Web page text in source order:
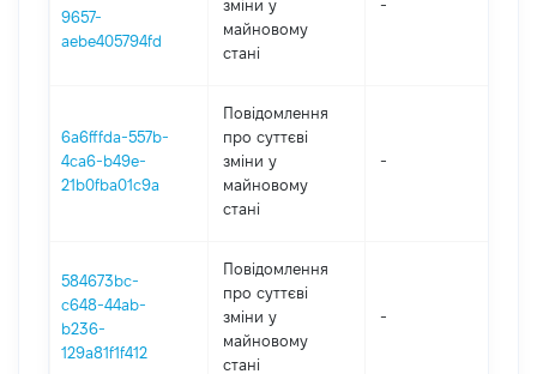
9657-
aebe405794fd
зміни y
майновому
стані
-
6a6fffda-557b-
4ca6-b49e-
21b0fba01c9a
Повідомлення
про суттєві
зміни y
майновому
стані
-
584673bc-
c648-44ab-
b236-
129a81f1f412
Повідомлення
про суттєві
зміни y
майновому
стані
-